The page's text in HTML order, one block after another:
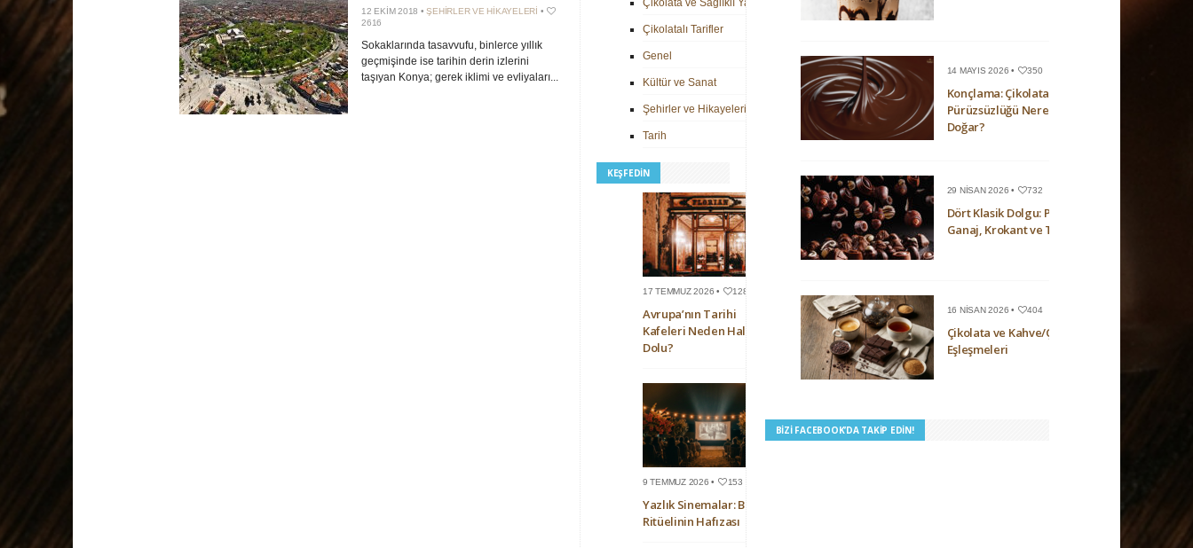
12 EKIM 2018 •ŞEHIRLER VE HIKAYELERI •
2616
Sokaklarında tasavvufu, binlerce yıllık
geçmişinde ise tarihin derin izlerini
taşıyan Konya; gerek iklimi ve evliyaları...
Çikolata ve Sağlıklı Yaşam
Çikolatalı Tarifler
Genel
Kültür ve Sanat
Şehirler ve Hikayeleri
Tarih
KEŞFEDIN
17 TEMMUZ 2026 • 128
Avrupa’nın Tarihi
Kafeleri Neden Hala
Dolu?
9 TEMMUZ 2026 • 153
Yazlık Sinemalar: Bir Yaz
Ritüelinin Hafızası
14 MAYIS 2026 • 350
Konçlama: Çikolatanın
Pürüzsüzlüğü Nerede
Doğar?
29 NISAN 2026 • 732
Dört Klasik Dolgu: Pralin,
Ganaj, Krokant ve Trüf
16 NISAN 2026 • 404
Çikolata ve Kahve/Çay
Eşleşmeleri
BIZI FACEBOOK’DA TAKIP EDIN!